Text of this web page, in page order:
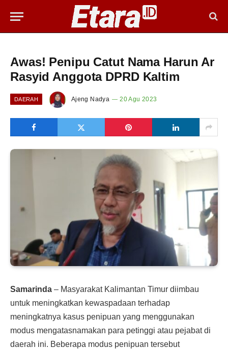
Awas! Penipu Catut Nama Harun Ar
Rasyid Anggota DPRD Kaltim
DAERAH Ajeng Nadya 20 Agu 2023
Samarinda – Masyarakat Kalimantan Timur diimbau
untuk meningkatkan kewaspadaan terhadap
meningkatnya kasus penipuan yang menggunakan
modus mengatasnamakan para petinggi atau pejabat di
daerah ini. Beberapa modus penipuan tersebut